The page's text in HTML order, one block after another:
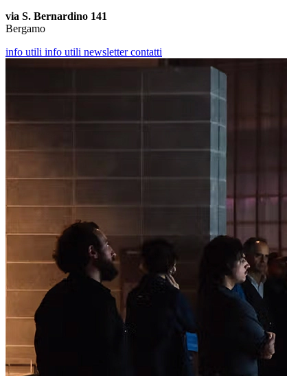
via S. Bernardino 141
Bergamo
info utili info utili newslettercontatti